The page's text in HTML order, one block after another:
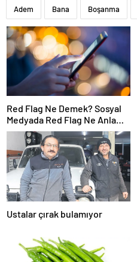
Adem Bana Boşanma
Red Flag Ne Demek? Sosyal
Medyada Red Flag Ne Anlama
Gelir?
Ustalar çırak bulamıyor